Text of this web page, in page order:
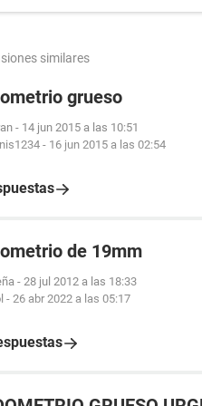
similares
grueso
- 14 jun 2015 a las 10:51
- 16 jun 2015 a las 02:54
de 19mm
- 28 jul 2012 a las 18:33
- 26 abr 2022 a las 05:17